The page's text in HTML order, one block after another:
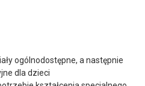
ogólnodostępne, a następnie
dla dzieci